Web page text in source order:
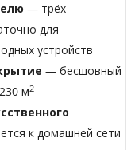
— трёх
для
устройств
— бесшовный
м2
к домашней сети